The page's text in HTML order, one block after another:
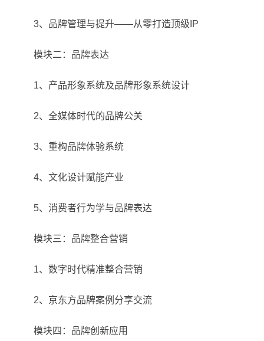
3、品牌管理与提升——从零打造顶级IP
模块二：品牌表达
1、产品形象系统及品牌形象系统设计
2、全媒体时代的品牌公关
3、重构品牌体验系统
4、文化设计赋能产业
5、消费者行为学与品牌表达
模块三：品牌整合营销
1、数字时代精准整合营销
2、京东方品牌案例分享交流
模块四：品牌创新应用